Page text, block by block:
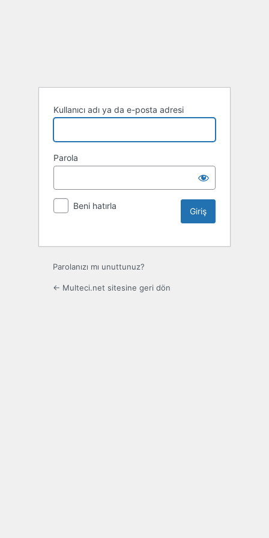
Kullanıcı adı ya da e-posta adresi
Parola
Beni hatırla
Parolanızı mı unuttunuz?
← Multeci.net sitesine geri dön